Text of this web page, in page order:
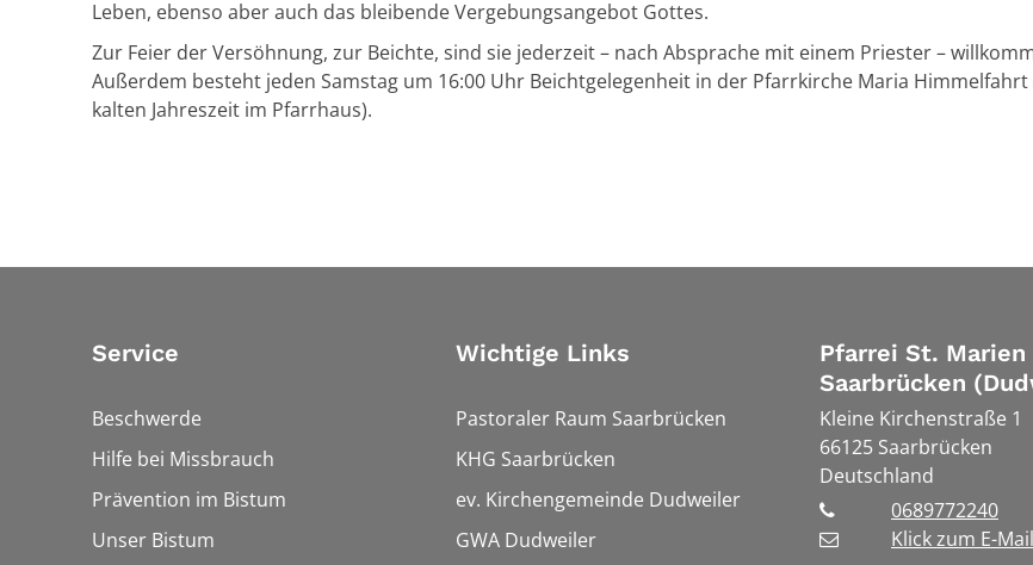
Leben, ebenso aber auch das bleibende Vergebungsangebot Gottes.
Zur Feier der Versöhnung, zur Beichte, sind sie jederzeit – nach Absprache mit einem Priester –
Außerdem besteht jeden Samstag um 16:00 Uhr Beichtgelegenheit in der Pfarrkirche Maria
kalten Jahreszeit im Pfarrhaus).
Service
Beschwerde
Hilfe bei Missbrauch
Prävention im Bistum
Unser Bistum
Wichtige Links
Pastoraler Raum Saarbrücken
KHG Saarbrücken
ev. Kirchengemeinde Dudweiler
GWA Dudweiler
Pfarrei St. Marien
Saarbrücken
Kleine Kirchenstraße 1
66125 Saarbrücken
Deutschland
0689772240
Klick zum E-